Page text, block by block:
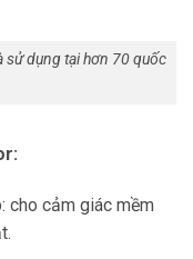
sử dụng tại hơn 70 quốc
cho cảm giác mềm